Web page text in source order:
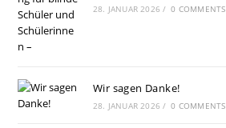
28. JANUAR 2026 / 0 COMMENTS
Wir sagen Danke!
28. JANUAR 2026 / 0 COMMENTS